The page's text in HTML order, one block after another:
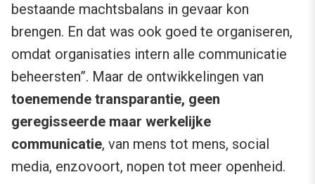
bestaande machtsbalans in gevaar kon
brengen. En dat was ook goed te organiseren,
omdat organisaties intern alle communicatie
beheersten”. Maar de ontwikkelingen van
toenemende transparantie, geen
geregisseerde maar werkelijke
communicatie, van mens tot mens, social
media, enzovoort, nopen tot meer openheid.